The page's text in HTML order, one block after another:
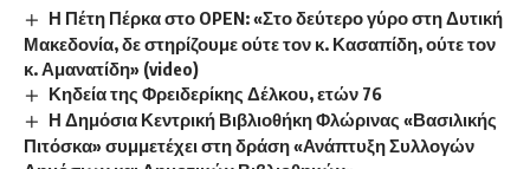
Η Πέτη Πέρκα στο OPEN: «Στο δεύτερο γύρο στη Δυτική
Μακεδονία, δε στηρίζουμε ούτε τον κ. Κασαπίδη, ούτε τον
κ. Αμανατίδη» (video)
Κηδεία της Φρειδερίκης Δέλκου, ετών 76
Η Δημόσια Κεντρική Βιβλιοθήκη Φλώρινας «Βασιλικής
Πιτόσκα» συμμετέχει στη δράση «Ανάπτυξη Συλλογών